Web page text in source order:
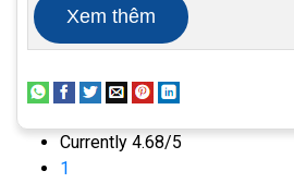
khí.
Máy thổi khí chìm làm
thiết bị cần thiết để xử lý
nước trước khi lắp đặt.
Xem thêm
Currently 4.68/5
1